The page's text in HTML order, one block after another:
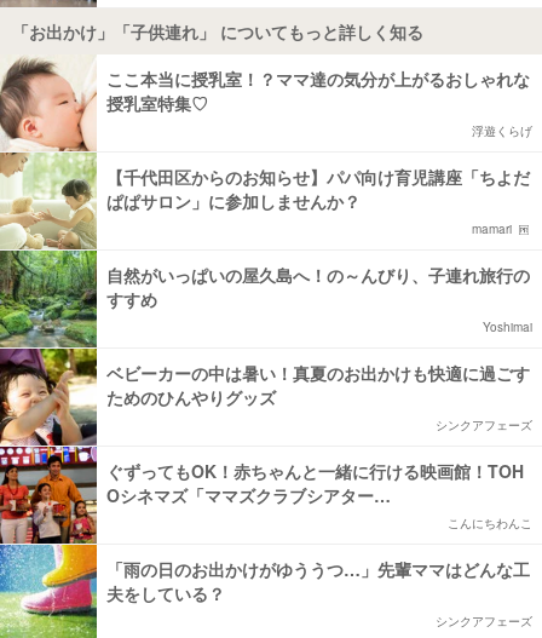
「お出かけ」「子供連れ」 についてもっと詳しく知る
ここ本当に授乳室！？ママ達の気分が上がるおしゃれな
授乳室特集♡
浮遊くらげ
【千代田区からのお知らせ】パパ向け育児講座「ちよだ
ぱぱサロン」に参加しませんか？
mamari
自然がいっぱいの屋久島へ！の～んびり、子連れ旅行の
すすめ
Yoshimai
ベビーカーの中は暑い！真夏のお出かけも快適に過ごす
ためのひんやりグッズ
シンクアフェーズ
ぐずってもOK！赤ちゃんと一緒に行ける映画館！TOH
Oシネマズ「ママズクラブシアター…
こんにちわんこ
「雨の日のお出かけがゆううつ…」先輩ママはどんな工
夫をしている？
シンクアフェーズ